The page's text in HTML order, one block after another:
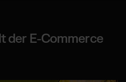
der E-Commerce